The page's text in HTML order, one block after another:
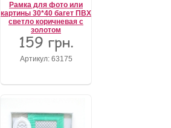
(логин)?
Рамка для фото или
картины 30*40 багет ПВХ
светло коричневая с
золотом
159 грн.
Артикул: 63175